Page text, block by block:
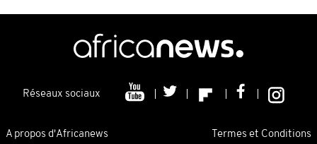
Réseaux sociaux
A propos d'Africanews Termes et Conditions